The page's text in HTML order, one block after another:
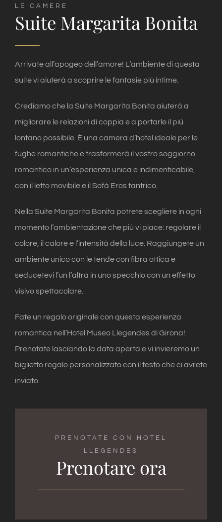
LE CAMERE
Suite Margarita Bonita
Arrivate all’apogeo dell’amore! L’ambiente di questa
suite vi aiuterà a scoprire le fantasie più intime.
Crediamo che la Suite Margarita Bonita aiuterà a
migliorare le relazioni di coppia e a portarle il più
lontano possibile. È una camera d’hotel ideale per le
fughe romantiche e trasformerà il vostro soggiorno
romantico in un’esperienza unica e indimenticabile,
con il letto movibile e il Sofà Eros tantrico.
Nella Suite Margarita Bonita potrete scegliere in ogni
momento l’ambientazione che più vi piace: regolare il
colore, il calore e l’intensità della luce. Raggiungete un
ambiente unico con le tende con fibra ottica e
seducetevi l’un l’altra in uno specchio con un effetto
visivo spettacolare.
Fate un regalo originale con questa esperienza
romantica nell’Hotel Museo Llegendes di Girona!
Prenotate lasciando la data aperta e vi invieremo un
biglietto regalo personalizzato con il testo che ci avrete
inviato.
PRENOTATE CON HOTEL
LLEGENDES
Prenotare ora